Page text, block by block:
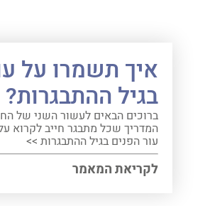
איך תשמרו על
בגיל ההתבגרות?
ברוכים הבאים לעשור השני של
המדריך שכל מתבגר חייב לקרוא על
עור הפנים בגיל ההתבגרות >>
לקריאת המאמר